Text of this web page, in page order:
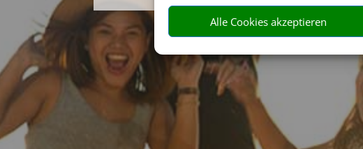
Alle Cookies akzeptieren